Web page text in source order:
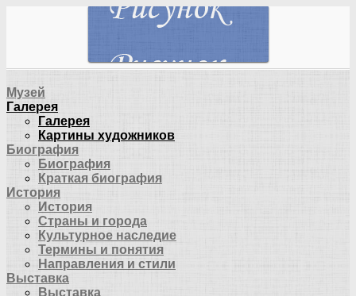
Музей
Галерея
Галерея
Картины художников
Биография
Биография
Краткая биография
История
История
Страны и города
Культурное наследие
Термины и понятия
Направления и стили
Выставка
Выставка